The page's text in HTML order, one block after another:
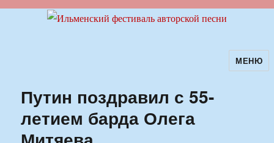
Ильменский фестиваль авторскойМЕНЮ
Путин поздравил с 55-
летием барда Олега